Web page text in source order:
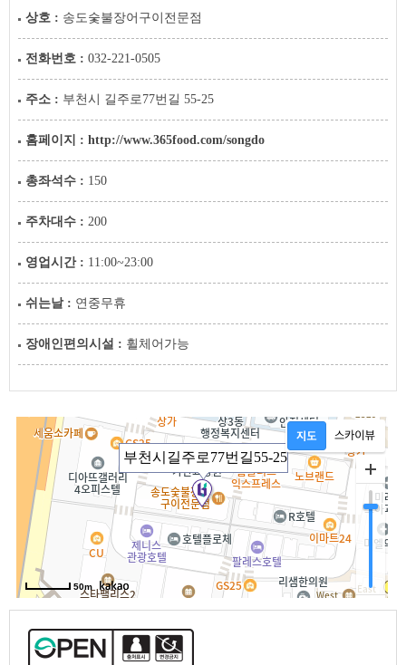
상호 : 송도숯불장어구이전문점
전화번호 : 032-221-0505
주소 : 부천시 길주로77번길 55-25
홈페이지 : http://www.365food.com/songdo
총좌석수 : 150
주차대수 : 200
영업시간 : 11:00~23:00
쉬는날 : 연중무휴
장애인편의시설 : 휠체어가능